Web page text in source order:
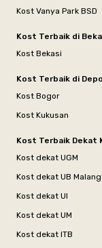
Kost Vanya Park BSD
Kost Terbaik di
Kost Bekasi
Kost Terbaik di
Kost Bogor
Kost Kukusan
Kost Terbaik Dekat
Kost dekat UGM
Kost dekat UB Malang
Kost dekat UI
Kost dekat UM
Kost dekat ITB